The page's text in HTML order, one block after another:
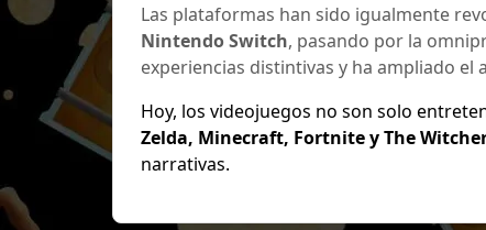
Las plataformas han sido igualmente
Nintendo Switch, pasando por la
experiencias distintivas y ha ampliado el
Hoy, los videojuegos no son solo
Zelda, Minecraft, Fortnite y The
narrativas.